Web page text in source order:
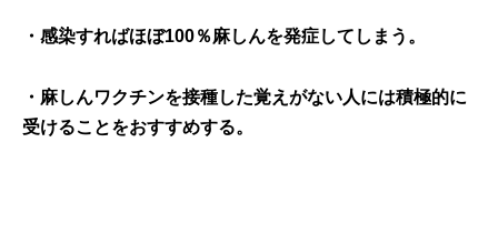
・感染すればほぼ100％麻しんを発症してしまう。
・麻しんワクチンを接種した覚えがない人には積極的に
受けることをおすすめする。